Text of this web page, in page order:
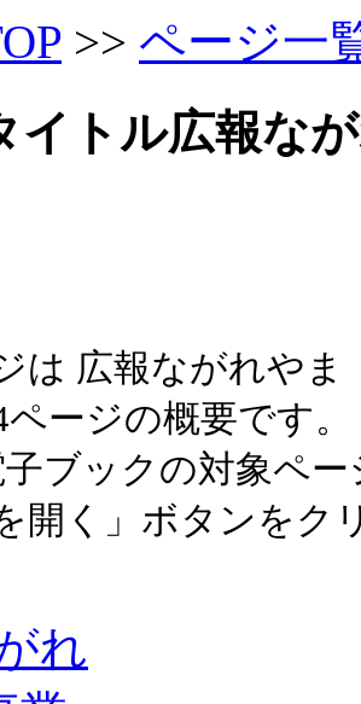
>> ページ一
イトル広報な
は 広報ながれや
ージの概要です。
ブックの対象ペ
開く」ボタンを